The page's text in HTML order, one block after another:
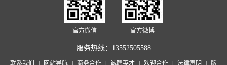
官方微信 官方微博
服务热线： 13552505588